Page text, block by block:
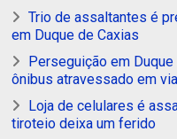
Trio de assaltantes é
em Duque de Caxias
Perseguição em
ônibus atravessado em via
Loja de celulares é
tiroteio deixa um ferido